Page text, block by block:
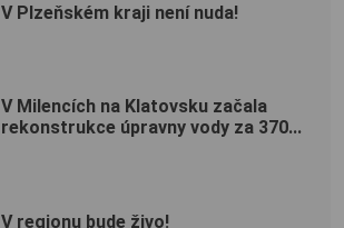
V Plzeňském kraji není nuda!
V Milencích na Klatovsku začala
rekonstrukce úpravny vody za 370...
V regionu bude živo!